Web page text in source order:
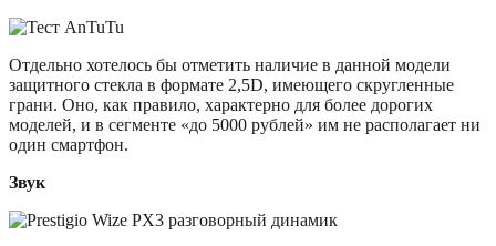
Отдельно хотелось бы отметить наличие в данной модели
защитного стекла в формате 2,5D, имеющего скругленные
грани. Оно, как правило, характерно для более дорогих
моделей, и в сегменте «до 5000 рублей» им не располагает ни
один смартфон.
Звук